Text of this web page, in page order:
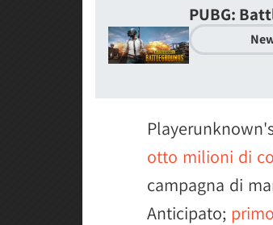
PUBG:
otto milioni di
campagna di
Anticipato;